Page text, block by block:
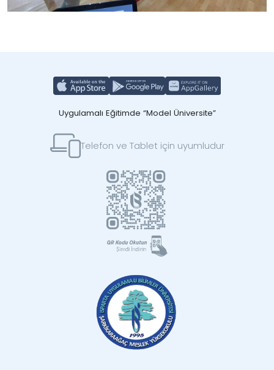
Uygulamalı Eğitimde “Model Üniversite”
Telefon ve Tablet için uyumludur